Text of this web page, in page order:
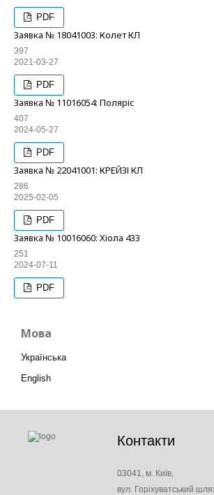
PDF
Заявка № 18041003: Колет КЛ
397
2021-03-27
PDF
Заявка № 11016054: Поляріс
407
2024-05-27
PDF
Заявка № 22041001: КРЕЙЗІ КЛ
286
2025-02-05
PDF
Заявка № 10016060: Хіола 433
251
2024-07-11
PDF
Мова
Українська
English
Контакти
03041, м. Київ,
вул. Горіхуватський